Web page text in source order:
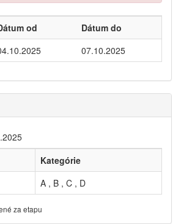
od
Dátum do
07.10.2025
Kategórie
A , B , C , D
za etapu